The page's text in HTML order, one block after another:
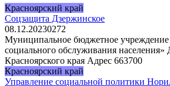
Красноярский край
Соцзащита Дзержинское
08.12.20230272
Муниципальное бюджетное
социального обслуживания населения»
Красноярского края Адрес 663700
Красноярский край
Управление социальной политики